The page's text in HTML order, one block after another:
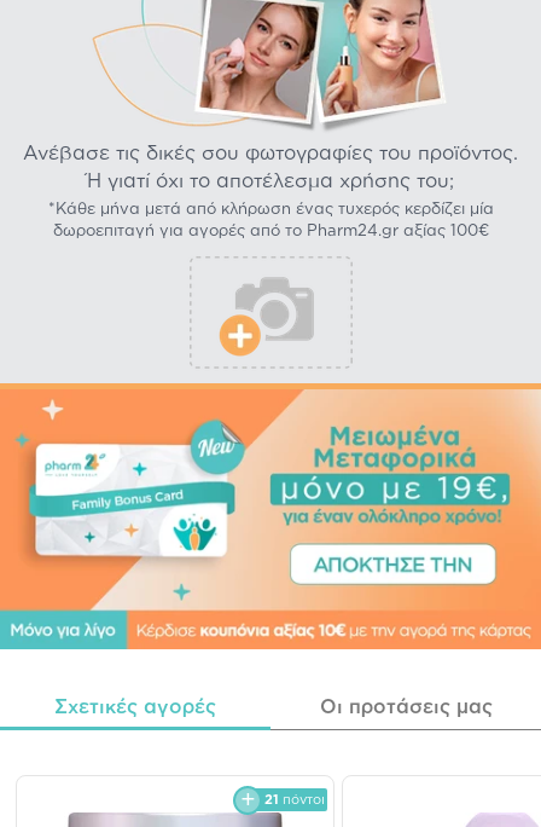
Ανέβασε τις δικές σου φωτογραφίες του προϊόντος.
Ή γιατί όχι το αποτέλεσμα χρήσης του;
*Κάθε μήνα μετά από κλήρωση ένας τυχερός κερδίζει μία
δωροεπιταγή για αγορές από το Pharm24.gr αξίας 100€
Σχετικές αγορές Οι προτάσεις μας
21 πόντοι